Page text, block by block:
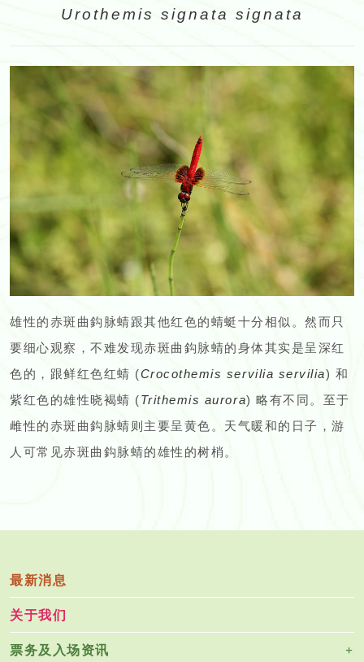
Urothemis signata signata
雄性的赤斑曲鈎脉蜻跟其他红色的蜻蜓十分相似。然而只
要细心观察，不难发现赤斑曲鈎脉蜻的身体其实是呈深红
色的，跟鲜红色红蜻 (Crocothemis servilia servilia) 和
紫红色的雄性晓褐蜻 (Trithemis aurora) 略有不同。至于
雌性的赤斑曲鈎脉蜻则主要呈黄色。天气暖和的日子，游
人可常见赤斑曲鈎脉蜻的雄性的树梢。
最新消息
关于我们
票务及入场资讯